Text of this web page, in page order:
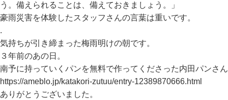
う。備えられることは、備えておきましょう。」
豪雨災害を体験したスタッフさんの言葉は重いです。
.
気持ちが引き締まった梅雨明けの朝です。
３年前のあの日。
南予に持っていくパンを無料で作ってくださった内田パンさん
https://ameblo.jp/katakori-zutuu/entry-12389870666.html
ありがとうございました。